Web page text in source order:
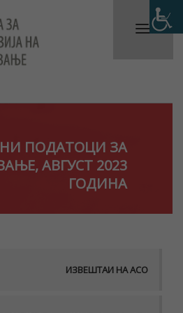
ПОДАТОЦИ ЗА
АВГУСТ 2023
ГОДИНА
ИЗВЕШТАИ НА АСО